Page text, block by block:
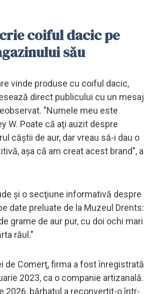
coiful dacic pe
său
vinde produse cu coiful dacic,
direct publicului cu un mesaj
"Numele meu este
W. Poate că aţi auzit despre
căştii de aur, dar vreau să-i dau o
aşa că am creat acest brand", a
şi o secţiune informativă despre
date preluate de la Muzeul Drents:
grame de aur pur, cu doi ochi mari
răul."
de Comerţ, firma a fost înregistrată
2023, ca o companie artizanală.
2026, bărbatul a reconvertit-o într-